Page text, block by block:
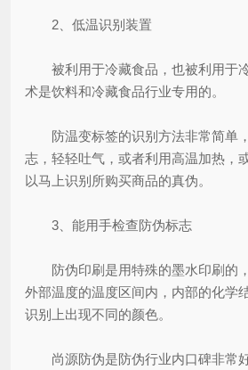
2、低温识别装置
被利用于冷藏食品，也被利用于
术是饮料和冷藏食品行业专用的。
防温变标签的识别方法非常简单
志，轻轻吐气，或者利用高温加热，
以马上识别所购买商品的真伪。
3、能用手检查防伪标志
防伪印刷是用特殊的墨水印刷的
外部温度的温度区间内，内部的化学
识别上出现不同的颜色。
尚源防伪是防伪行业内口碑非常